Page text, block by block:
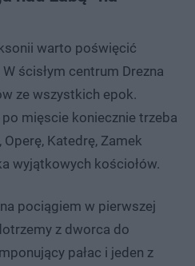
warto poświęcić
ścisłym centrum Drezna
ze wszystkich epok.
mięscie koniecznie trzeba
Katedrę, Zamek
wyjątkowych kościołów.
pociągiem w pierwszej
z dworca do
pałac i jeden z